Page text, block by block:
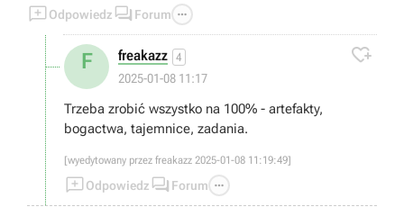
Odpowiedz  Forum 
F freakazz 4
2025-01-08 11:17

Trzeba zrobić wszystko na 100% - artefakty,
bogactwa, tajemnice, zadania.
[wyedytowany przez freakazz 2025-01-08 11:19:49]
Odpowiedz  Forum 